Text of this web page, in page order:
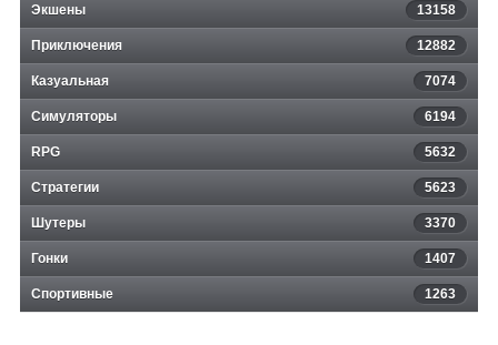
Ведьмак 3: Дикая Охота
Экшены 13158
Приключения 12882
Казуальная 7074
Симуляторы 6194
RPG 5632
Стратегии 5623
Шутеры 3370
Гонки 1407
Спортивные 1263